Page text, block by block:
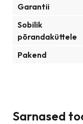
Garantii
Sobilik
põrandaküttele
Pakend
Sarnased